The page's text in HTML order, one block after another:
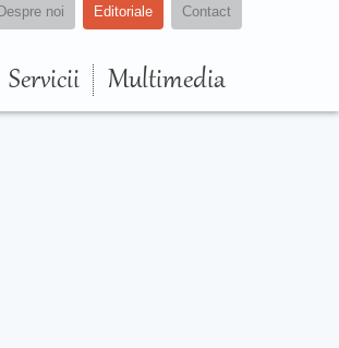
Despre noi Editoriale Contact
Servicii Multimedia